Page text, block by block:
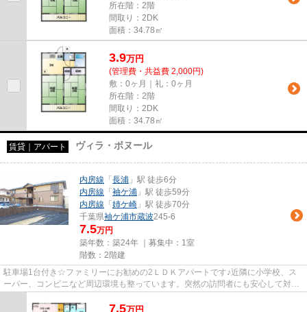
所在階：2階
間取り：2DK
面積：34.78㎡
3.9万円
(管理費・共益費 2,000円)
敷：0ヶ月｜礼：0ヶ月
所在階：2階
間取り：2DK
面積：34.78㎡
賃貸｜アパート ヴィラ・ボヌール
内房線 「 長浦 」駅 徒歩6分
内房線 「 袖ケ浦 」駅 徒歩59分
内房線 「 姉ケ崎 」駅 徒歩70分
千葉県袖ケ浦市蔵波245-6
7.5万円
築年数：築24年 ｜募集中： 1室
階数：2階建
駐車場1台付き☆ファミリーにお勧めの2ＬＤＫアパートです♪近隣に小学校、ス
ーパー、コンビニなど周辺環境も整っています。突然の訪問者にも安心して対応
7.5万円